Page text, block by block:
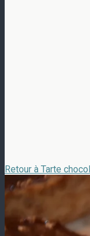
Retour à Tarte